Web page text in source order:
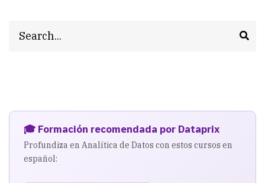
🎓 Formación recomendada por Dataprix
Profundiza en Analítica de Datos con estos cursos en
español: